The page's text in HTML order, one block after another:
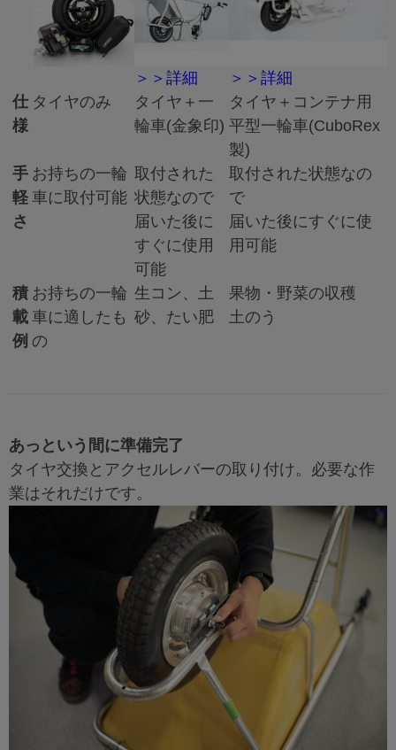
＞＞詳細
＞＞詳細
仕
様
タイヤのみ
タイヤ＋一
輪車(金象印)
タイヤ＋コンテナ用
平型一輪車(CuboRex
製)
手
軽
さ
お持ちの一輪
車に取付可能
取付された
状態なので
届いた後に
すぐに使用
可能
取付された状態なの
で
届いた後にすぐに使
用可能
積
載
例
お持ちの一輪
車に適したも
の
生コン、土
砂、たい肥
果物・野菜の収穫
土のう
あっという間に準備完了
タイヤ交換とアクセルレバーの取り付け。必要な作
業はそれだけです。